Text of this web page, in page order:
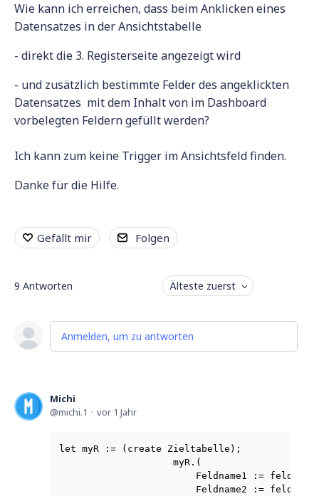
Wie kann ich erreichen, dass beim Anklicken eines
Datensatzes in der Ansichtstabelle
- direkt die 3. Registerseite angezeigt wird
- und zusätzlich bestimmte Felder des angeklickten
Datensatzes mit dem Inhalt von im Dashboard
vorbelegten Feldern gefüllt werden?
Ich kann zum keine Trigger im Ansichtsfeld finden.
Danke für die Hilfe.
Gefällt mir Folgen
9 Antworten Älteste zuerst
Anmelden, um zu antworten
Michi
michi.1
vor 1 Jahr
let myR := (create Zieltabelle);
                    myR.(
Feldname1 :=
Feldname2 :=